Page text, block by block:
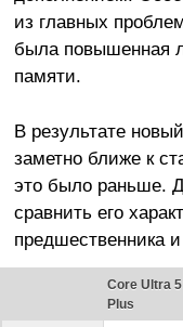
из главных
была повышенная
памяти.
В результате
заметно ближе к
это было раньше.
сравнить его
предшественника
Core Ultra
Plus